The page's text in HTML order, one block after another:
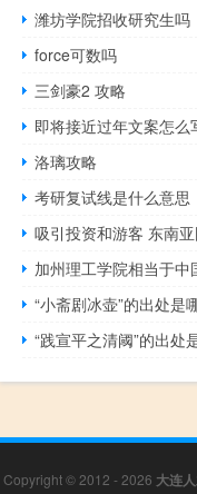
潍坊学院招收研究生吗
force可数吗
三剑豪2 攻略
即将接近过年文案怎么
洛璃攻略
考研复试线是什么意思
吸引投资和游客 东南
加州理工学院相当于中
“小斋剧冰壶”的出处是
“践宣平之清阈”的出处
Copyright © 2012 - 2026 大连